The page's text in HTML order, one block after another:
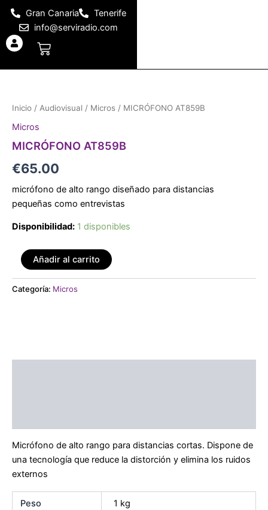
contenido
Gran Canaria
Tenerife
info@serviradio.com
Carrito
Inicio / Audiovisual / Micros / MICRÓFONO AT859B
Micros
MICRÓFONO AT859B
€65.00
micrófono de alto rango diseñado para distancias
pequeñas como entrevistas
Disponibilidad: 1 disponibles
Añadir al carrito
Categoría: Micros
Micrófono de alto rango para distancias cortas. Dispone de
una tecnología que reduce la distorción y elimina los ruidos
externos
Peso 1 kg